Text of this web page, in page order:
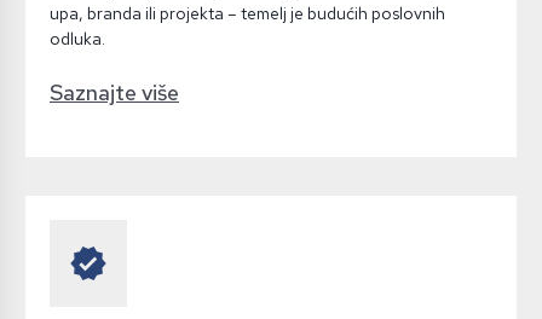
upa, branda ili projekta – temelj je budućih poslovnih
odluka.
Saznajte više
verified